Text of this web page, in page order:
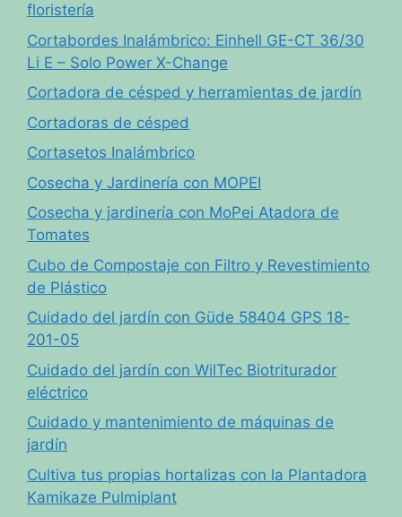
floristería
Cortabordes Inalámbrico: Einhell GE-CT 36/30
Li E – Solo Power X-Change
Cortadora de césped y herramientas de jardín
Cortadoras de césped
Cortasetos Inalámbrico
Cosecha y Jardinería con MOPEI
Cosecha y jardinería con MoPei Atadora de
Tomates
Cubo de Compostaje con Filtro y Revestimiento
de Plástico
Cuidado del jardín con Güde 58404 GPS 18-
201-05
Cuidado del jardín con WilTec Biotriturador
eléctrico
Cuidado y mantenimiento de máquinas de
jardín
Cultiva tus propias hortalizas con la Plantadora
Kamikaze Pulmiplant